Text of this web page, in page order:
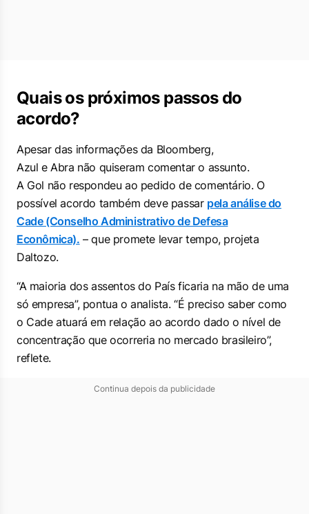
Quais os próximos passos do
acordo?
Apesar das informações da Bloomberg,
Azul e Abra não quiseram comentar o assunto.
A Gol não respondeu ao pedido de comentário. O
possível acordo também deve passar pela análise do
Cade (Conselho Administrativo de Defesa
Econômica). – que promete levar tempo, projeta
Daltozo.
“A maioria dos assentos do País ficaria na mão de uma
só empresa”, pontua o analista. “É preciso saber como
o Cade atuará em relação ao acordo dado o nível de
concentração que ocorreria no mercado brasileiro”,
reflete.
Continua depois da publicidade